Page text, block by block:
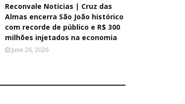
Reconvale Noticias | Cruz das
Almas encerra São João histórico
com recorde de público e R$ 300
milhões injetados na economia
June 26, 2026